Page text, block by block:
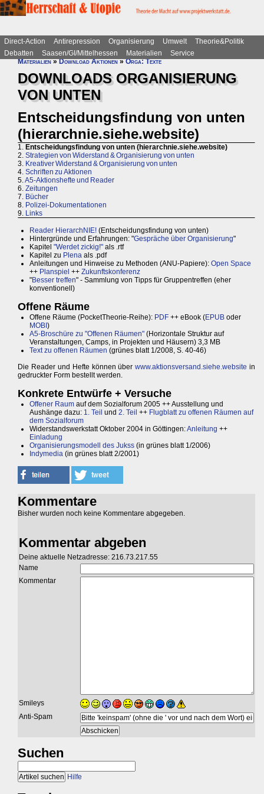
Direct-Action Antirepression Organisierung Umwelt
Theorie&Politik
Debatten
Saasen/GI/Mittelhessen Materialien
Service
Materialien»Download Aktionen»Orga: Texte
DOWNLOADS ORGANISIERUNG
VON UNTEN
Entscheidungsfindung von unten
(hierarchnie.siehe.website)
1. Entscheidungsfindung von unten (hierarchnie.siehe.website)
2. Strategien von Widerstand & Organisierung von unten
3. Kreativer Widerstand & Organisierung von unten
4. Schriften zu Aktionen
5.A5-Aktionshefte und Reader
6. Zeitungen
7. Bücher
8. Polizei-Dokumentationen
9. Links
Reader HierarchNIE! (Entscheidungsfindung von unten)
Hintergründe und Erfahrungen: "Gespräche über Organisierung"
Kapitel "Werdet zickig!" als .rtf
Kapitel zu Plena als .pdf
Anleitungen und Hinweise zu Methoden (ANU-Papiere): Open Space
++ Planspiel ++ Zukunftskonferenz
"Besser treffen" - Sammlung von Tipps für Gruppentreffen (eher
konventionell)
Offene Räume
Offene Räume (PocketTheorie-Reihe): PDF ++ eBook (EPUB oder
MOBI )
A5-Broschüre zu "Offenen Räumen" (Horizontale Struktur auf
Veranstaltungen, Camps, in Projekten und Häusern) 3,3 MB
Text zu offenen Räumen (grünes blatt 1/2008, S. 40-46)
Die Reader und Hefte können überwww.aktionsversand.siehe.website in
gedruckter Form bestellt werden.
Konkrete Entwürfe + Versuche
Offener Raum auf dem Sozialforum 2005 ++ Ausstellung und
Aushänge dazu: 1. Teil und 2. Teil ++ Flugblatt zu offenen Räumen auf
dem Sozialforum
Widerstandswerkstatt Oktober 2004 in Göttingen:Anleitung ++
Einladung
Organisierungsmodell des Jukss (in grünes blatt 1/2006)
Indymedia (in grünes blatt 2/2001)
Kommentare
Bisher wurden noch keine Kommentare abgegeben.
Kommentar abgeben
Deine aktuelle Netzadresse: 216.73.217.55
Name
Kommentar
Smileys
Anti-Spam
Suchen
Hilfe